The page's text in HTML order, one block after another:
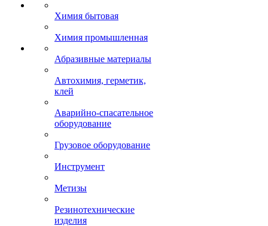
Химия бытовая
Химия промышленная
Абразивные материалы
Автохимия, герметик,
клей
Аварийно-спасательное
оборудование
Грузовое оборудование
Инструмент
Метизы
Резинотехнические
изделия